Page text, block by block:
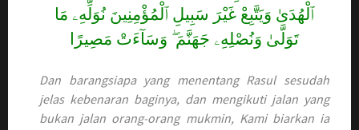
ٱلْهُدَىٰ وَيَتَّبِعْ غَيْرَ سَبِيلِ ٱلْمُؤْمِنِينَ نُوَلِّهِۦ مَا
تَوَلَّىٰ وَنُصْلِهِۦ جَهَنَّمَ ۖ وَسَآءَتْ مَصِيرًا
Dan barangsiapa yang menentang Rasul sesudah
jelas kebenaran baginya, dan mengikuti jalan yang
bukan jalan orang-orang mukmin, Kami biarkan ia